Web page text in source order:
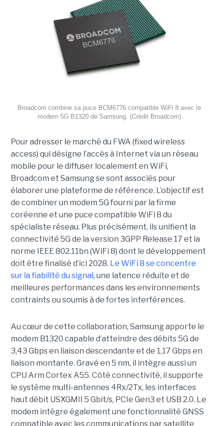
Broadcom combine sa puce BCM6776 compatible WiFi 8 avec le
modem 5G B1320 de Samsung. (Crédit Broadcom)
Pour adresser le marché du FWA (fixed wireless
access) qui désigne l’accès à Internet via un réseau
mobile pour le diffuser localement en WiFi,
Broadcom et Samsung se sont associés pour
élaborer une plateforme de référence. L’objectif est
de combiner un modem 5G fourni par la firme
coréenne et une puce compatible WiFi 8 du
spécialiste réseau. Plus précisément, ils unifient la
connectivité 5G de la version 3GPP Release 17 et la
norme IEEE 802.11bn (WiFi 8) dont le développement
doit être finalisé d’ici 2028. Le WiFi 8 se concentre
sur la fiabilité du signal, une latence réduite et de
meilleures performances dans les environnements
contraints ou soumis à de fortes interférences.
Au cœur de cette collaboration, Samsung apporte le
modem B1320 capable d’atteindre des débits 5G de
3,43 Gbps en liaison descendante et de 1,17 Gbps en
liaison montante. Gravé en 5 nm, il intègre aussi un
CPU Arm Cortex A55. Côté connectivité, il supporte
le système multi-antennes 4Rx/2Tx, les interfaces
haut débit USXGMII 5 Gbit/s, PCIe Gen3 et USB 2.0. Le
modem intègre également une fonctionnalité GNSS
compatible avec les communications par satellite